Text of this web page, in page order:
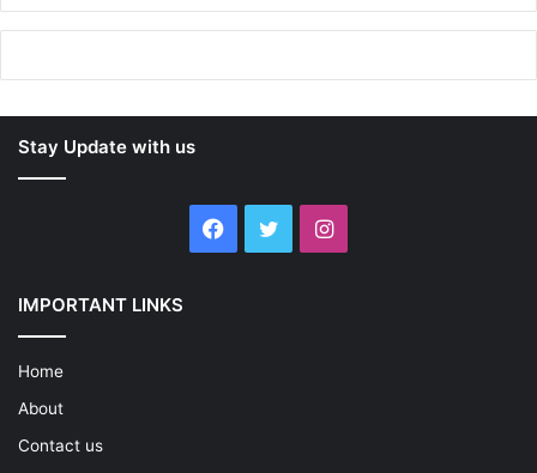
Stay Update with us
Facebook
TwitterInstagram
IMPORTANT LINKS
Home
About
Contact us